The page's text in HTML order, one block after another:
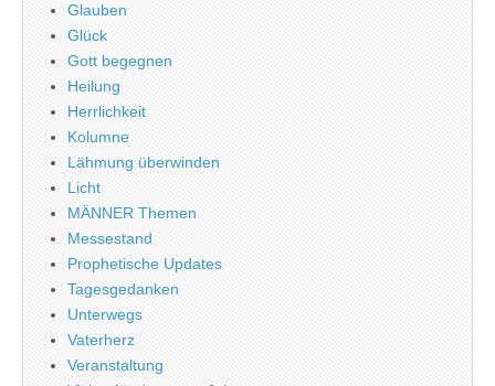
Glauben
Glück
Gott begegnen
Heilung
Herrlichkeit
Kolumne
Lähmung überwinden
Licht
MÄNNER Themen
Messestand
Prophetische Updates
Tagesgedanken
Unterwegs
Vaterherz
Veranstaltung